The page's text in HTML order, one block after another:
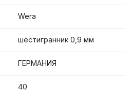
Wera
шестигранник 0,9 мм
ГЕРМАНИЯ
40